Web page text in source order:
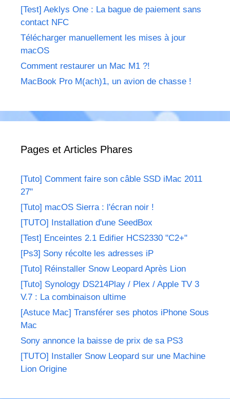
[Test] Aeklys One : La bague de paiement sans
contact NFC
Télécharger manuellement les mises à jour
macOS
Comment restaurer un Mac M1 ?!
MacBook Pro M(ach)1, un avion de chasse !
Pages et Articles Phares
[Tuto] Comment faire son câble SSD iMac 2011
27"
[Tuto] macOS Sierra : l'écran noir !
[TUTO] Installation d'une SeedBox
[Test] Enceintes 2.1 Edifier HCS2330 "C2+"
[Ps3] Sony récolte les adresses iP
[Tuto] Réinstaller Snow Leopard Après Lion
[Tuto] Synology DS214Play / Plex / Apple TV 3
V.7 : La combinaison ultime
[Astuce Mac] Transférer ses photos iPhone Sous
Mac
Sony annonce la baisse de prix de sa PS3
[TUTO] Installer Snow Leopard sur une Machine
Lion Origine